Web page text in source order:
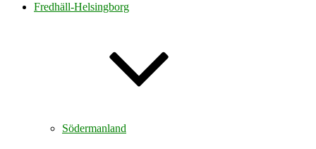
Fredhäll-Helsingborg
Södermanland